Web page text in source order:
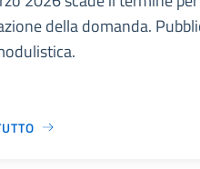
della domanda.